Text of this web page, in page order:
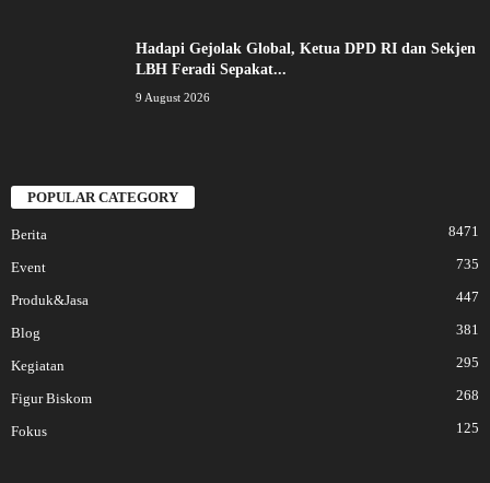
Hadapi Gejolak Global, Ketua DPD RI dan Sekjen
LBH Feradi Sepakat...
9 August 2026
POPULAR CATEGORY
Berita 8471
Event 735
Produk&Jasa 447
Blog 381
Kegiatan 295
Figur Biskom 268
Fokus 125